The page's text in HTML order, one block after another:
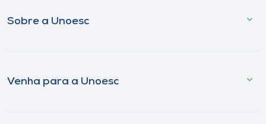
Sobre a Unoesc
Venha para a Unoesc